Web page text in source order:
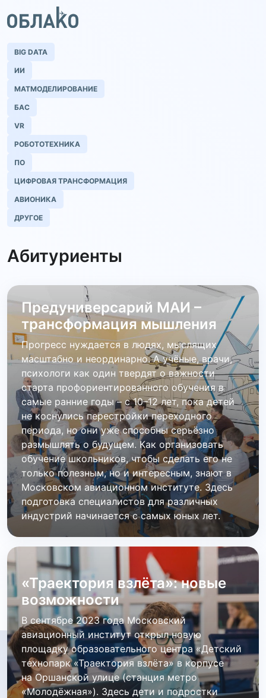
BIG DATA
ИИ
МАТМОДЕЛИРОВАНИЕ
БАС
VR
РОБОТОТЕХНИКА
ПО
ЦИФРОВАЯ ТРАНСФОРМАЦИЯ
АВИОНИКА
ДРУГОЕ
Абитуриенты
Предуниверсарий МАИ –
трансформация мышления
Прогресс нуждается в людях, мыслящих
масштабно и неординарно. А учёные, врачи,
психологи как один твердят о важности
старта профориентированного обучения в
самые ранние годы – с 10–12 лет, пока детей
не коснулись перестройки переходного
периода, но они уже способны серьёзно
размышлять о будущем. Как организовать
обучение школьников, чтобы сделать его не
только полезным, но и интересным, знают в
Московском авиационном институте. Здесь
подготовка специалистов для различных
индустрий начинается с самых юных лет.
«Траектория взлёта»: новые
возможности
В сентябре 2023 года Московский
авиационный институт открыл новую
площадку образовательного центра «Детский
технопарк «Траектория взлёта» в корпусе
на Оршанской улице (станция метро
«Молодёжная»). Здесь дети и подростки